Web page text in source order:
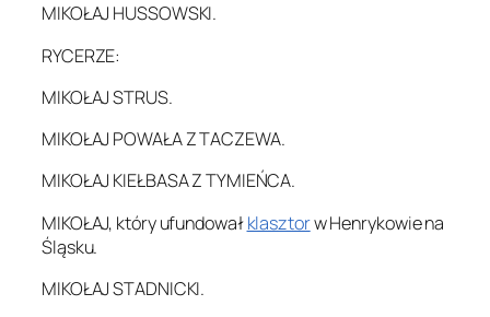
MIKOŁAJ HUSSOWSKI.
RYCERZE:
MIKOŁAJ STRUS.
MIKOŁAJ POWAŁA Z TACZEWA.
MIKOŁAJ KIEŁBASA Z TYMIEŃCA.
MIKOŁAJ, który ufundowałklasztorw Henrykowie na
Śląsku.
MIKOŁAJ STADNICKI.